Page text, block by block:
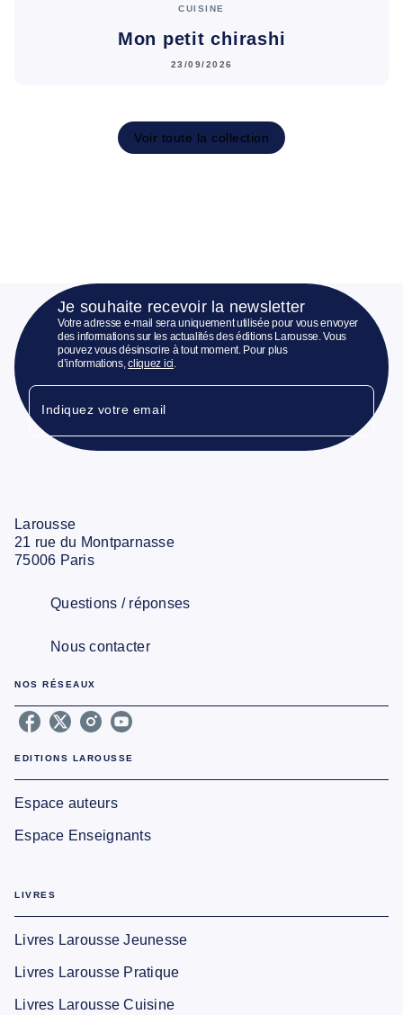
CUISINE
Mon petit chirashi
23/09/2026
Voir toute la collection
Je souhaite recevoir la newsletter
Votre adresse e-mail sera uniquement utilisée pour vous envoyer
des informations sur les actualités des éditions Larousse. Vous
pouvez vous désinscrire à tout moment. Pour plus
d’informations,cliquez ici
Indiquez votre email
Larousse
21 rue du Montparnasse
75006 Paris
Questions / réponses
Nous contacter
NOS RÉSEAUX
EDITIONS LAROUSSE
Espace auteurs
Espace Enseignants
LIVRES
Livres Larousse Jeunesse
Livres Larousse Pratique
Livres Larousse Cuisine